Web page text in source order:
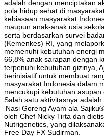
adalah dengan menciptakan
pola hidup sehat di
kebiasaan masyarakat
maupun anak-anak usia
serta berdasarkan survei
(Kemenkes) RI, yang
memenuhi kebutuhan energi
66,8% anak sarapan dengan
terpenuhi kebutuhan gizinya,
berinisiatif untuk membuat
masyarakat Indonesia dalam
mencukupi kebutuhan
Salah satu aktivitasnya
‘Nasi Goreng Ayam ala
oleh Chef Nicky Tirta dan
Nutrigenetics, yang
Free Day FX Sudirman.